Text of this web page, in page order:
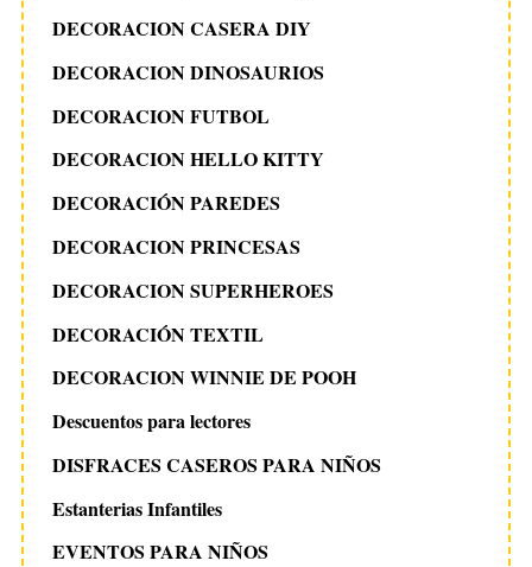
DECORACION CASERA DIY
DECORACION DINOSAURIOS
DECORACION FUTBOL
DECORACION HELLO KITTY
DECORACIÓN PAREDES
DECORACION PRINCESAS
DECORACION SUPERHEROES
DECORACIÓN TEXTIL
DECORACION WINNIE DE POOH
Descuentos para lectores
DISFRACES CASEROS PARA NIÑOS
Estanterias Infantiles
EVENTOS PARA NIÑOS